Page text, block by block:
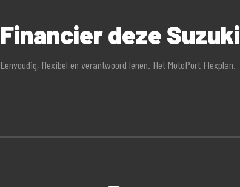
Financier deze Suzuki
Eenvoudig, flexibel en verantwoord lenen. Het MotoPort Flexplan.